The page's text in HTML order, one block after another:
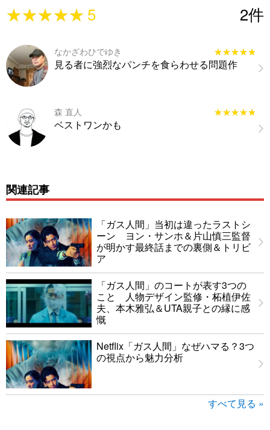
★★★★★
★★★★★ 5 2件
なかざわひでゆき ★★★★★
★★★★★
見る者に強烈なパンチを食らわせる問題作
森 直人 ★★★★★
★★★★★
ベストワンかも
関連記事
「ガス人間」当初は違ったラストシ
ーン ヨン・サンホ＆片山慎三監督
が明かす最終話までの裏側＆トリビ
ア
「ガス人間」のコートが表す3つの
こと 人物デザイン監修・柘植伊佐
夫、本木雅弘＆UTA親子との縁に感
慨
Netflix「ガス人間」なぜハマる？3つ
の視点から魅力分析
すべて見る »